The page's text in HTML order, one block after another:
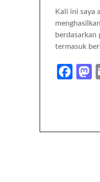
Kali ini saya
berdasarkan
termasuk